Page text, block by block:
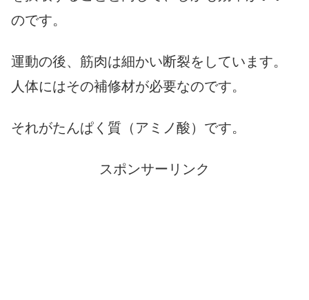
のです。
運動の後、筋肉は細かい断裂をしています。
人体にはその補修材が必要なのです。
それがたんぱく質（アミノ酸）です。
スポンサーリンク